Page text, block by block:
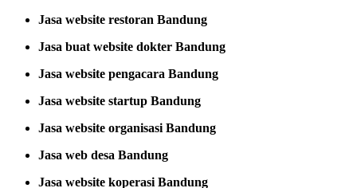
Jasa website restoran Bandung
Jasa buat website dokter Bandung
Jasa website pengacara Bandung
Jasa website startup Bandung
Jasa website organisasi Bandung
Jasa web desa Bandung
Jasa website koperasi Bandung